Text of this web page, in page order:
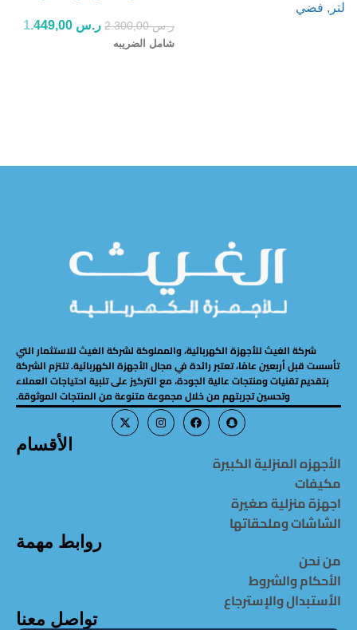
لتر, فضي
ر.س2.300,00 ر.س
شامل الضريبه
شركة الغيث للأجهزة الكهربائية، والمملوكة لشركة الغيث للاستثمار التي
تأسست قبل أربعين عامًا، تعتبر رائدة في مجال الأجهزة الكهربائية. تلتزم الشركة
بتقديم تقنيات ومنتجات عالية الجودة، مع التركيز على تلبية احتياجات العملاء
وتحسين تجربتهم من خلال مجموعة متنوعة من المنتجات الموثوقة.
الأقسام
الأجهزه المنزلية الكبيرة
مكيفات
اجهزة منزلية صغيرة
الشاشات وملحقاتها
روابط مهمة
من نحن
الأحكام والشروط
الأستبدال والإسترجاع
تواصل معنا